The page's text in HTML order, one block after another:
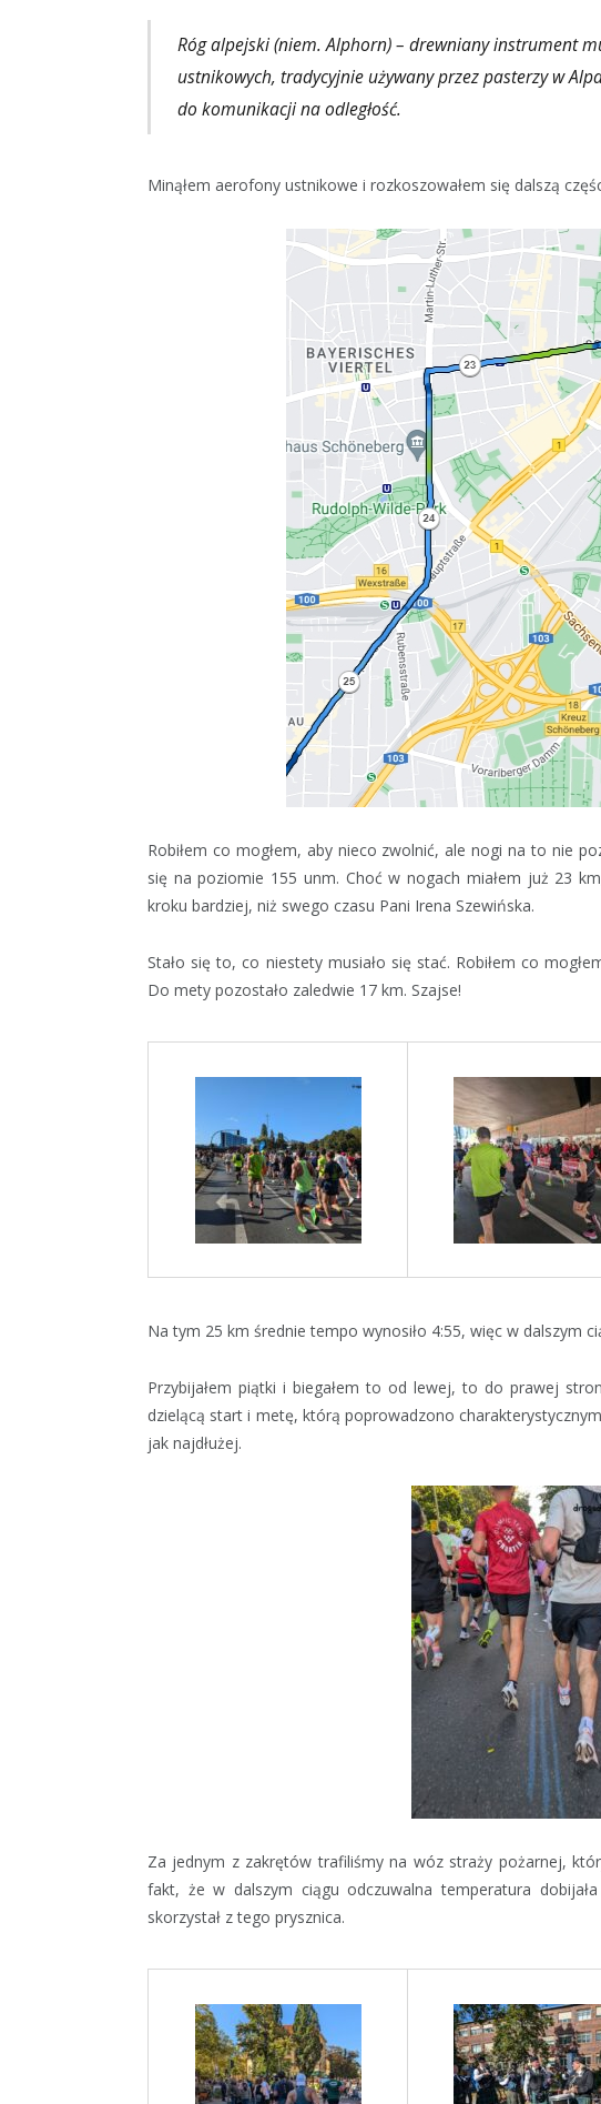
Róg alpejski (niem. Alphorn) – drewniany instrument
ustnikowych, tradycyjnie używany przez pasterzy w
do komunikacji na odległość.
Minąłem aerofony ustnikowe i rozkoszowałem się dalszą
Robiłem co mogłem, aby nieco zwolnić, ale nogi na to nie
się na poziomie 155 unm. Choć w nogach miałem już 23
kroku bardziej, niż swego czasu Pani Irena Szewińska.
Stało się to, co niestety musiało się stać. Robiłem co
Do mety pozostało zaledwie 17 km. Szajse!
Na tym 25 km średnie tempo wynosiło 4:55, więc w dalszym
Przybijałem piątki i biegałem to od lewej, to do prawej
dzielącą start i metę, którą poprowadzono
jak najdłużej.
Za jednym z zakrętów trafiliśmy na wóz straży pożarnej,
fakt, że w dalszym ciągu odczuwalna temperatura
skorzystał z tego prysznica.